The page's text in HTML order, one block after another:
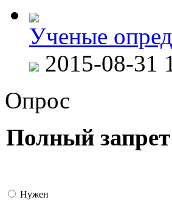
Ученые
2015-08-31
Опрос
Полный
Нужен